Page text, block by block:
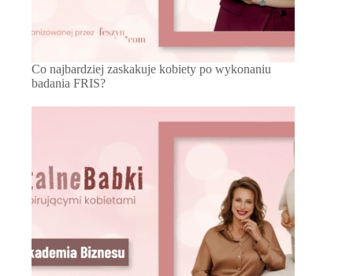
Co najbardziej zaskakuje kobiety po wykonaniu
badania FRIS?